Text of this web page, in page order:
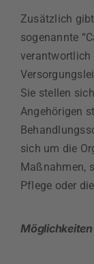
Zusätzlich
sogenannte
verantwortlich
Sie stellen
Angehörigen
sich um die
Maßnahmen,
Pflege oder